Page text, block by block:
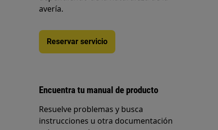
avería.
Reservar servicio
Encuentra tu manual de producto
Resuelve problemas y busca
instrucciones u otra documentación